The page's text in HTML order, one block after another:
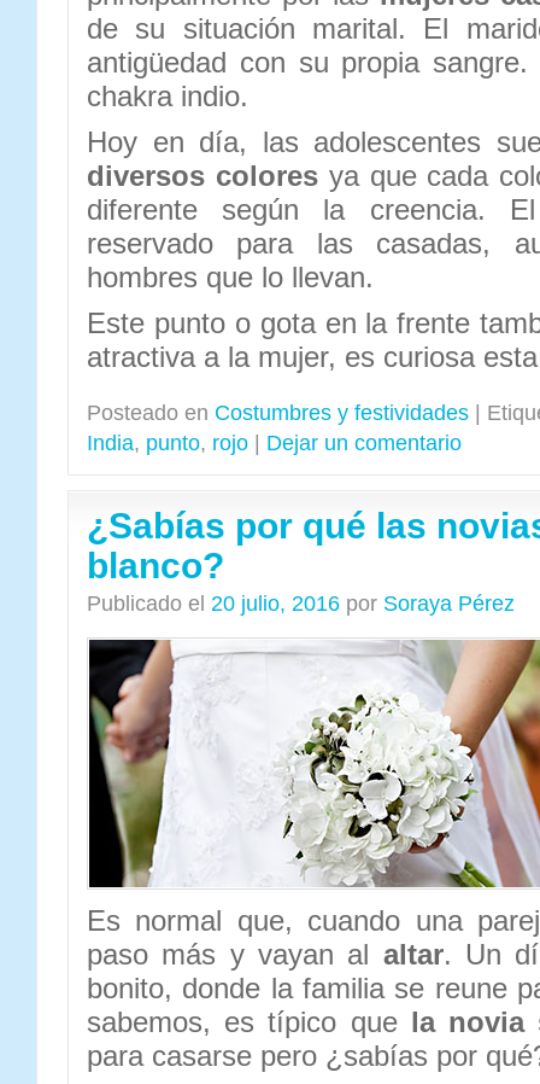
de su situación marital. El
antigüedad con su propia
chakra indio.
Hoy en día, las adolescentes
diversos coloresya que cada
diferente según la creencia.
reservado para las casadas,
hombres que lo llevan.
Este punto o gota en la frente
atractiva a la mujer, es curiosa
Posteado en Costumbres y festividades
India, punto, rojo Dejar un comentario
¿Sabías por qué las
blanco?
Publicado el 20 julio, 2016 por Soraya Pérez
Es normal que, cuando una
paso más y vayan al altar. Un
bonito, donde la familia se reune
sabemos, es típico que la novia
para casarse pero ¿sabías por